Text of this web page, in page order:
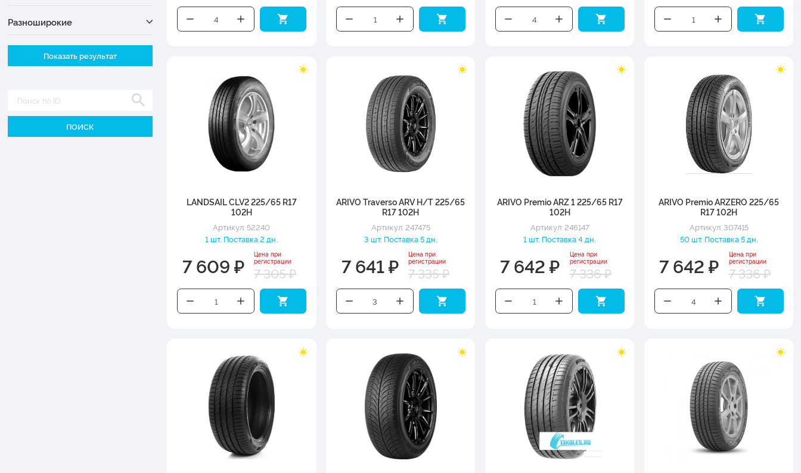
Разноширокие
Ширина
Диаметр
Показать результат
LANDSAIL CLV2 225/65 R17
102H
Артикул: 52240
1 шт. Поставка 2 дн.
7 609 ₽
Цена при
регистрации
7 305 ₽
ARIVO Traverso ARV H/T 225/65
R17 102H
Артикул: 247475
3 шт. Поставка 5 дн.
7 641 ₽
Цена при
регистрации
7 335 ₽
ARIVO Premio ARZ 1 225/65 R17
102H
Артикул: 246147
1 шт. Поставка 4 дн.
7 642 ₽
Цена при
регистрации
7 336 ₽
ARIVO Premio ARZERO 225/65
R17 102H
Артикул: 307415
50 шт. Поставка 5 дн.
7 642 ₽
Цена при
регистрации
7 336 ₽